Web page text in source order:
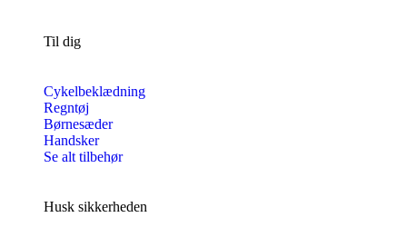
Til dig
Cykelbeklædning
Regntøj
Børnesæder
Handsker
Se alt tilbehør
Husk sikkerheden